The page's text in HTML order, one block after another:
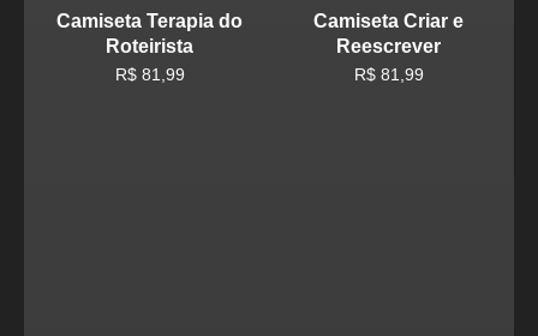
Camiseta Terapia do
Roteirista
R$81,99
Camiseta Criar e
Reescrever
R$81,99